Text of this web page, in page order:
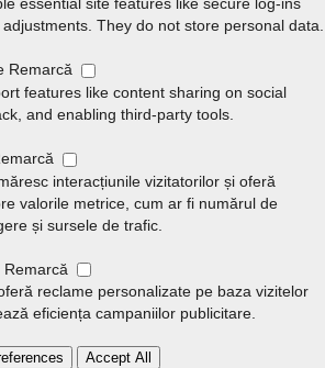
They do not store personal data.
Remarcă
features like content sharing on social
and enabling third-party tools.
interacțiunile vizitatorilor și oferă
valorile metrice, cum ar fi numărul de
și sursele de trafic.
Remarcă
reclame personalizate pe baza vizitelor
eficiența campaniilor publicitare.
Accept All